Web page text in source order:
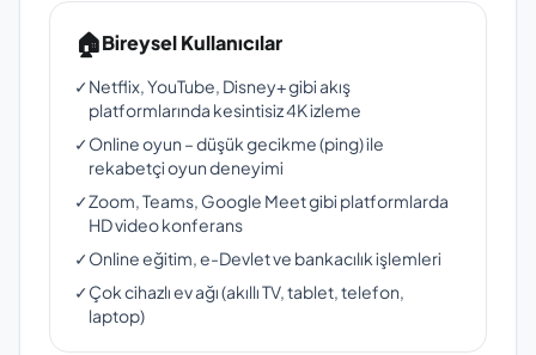
🏠Bireysel Kullanıcılar
✓Netflix, YouTube, Disney+ gibi akış
platformlarında kesintisiz 4K izleme
✓Online oyun – düşük gecikme (ping) ile
rekabetçi oyun deneyimi
✓Zoom, Teams, Google Meet gibi platformlarda
HD video konferans
✓Online eğitim, e-Devlet ve bankacılık işlemleri
✓Çok cihazlı ev ağı (akıllı TV, tablet, telefon,
laptop)